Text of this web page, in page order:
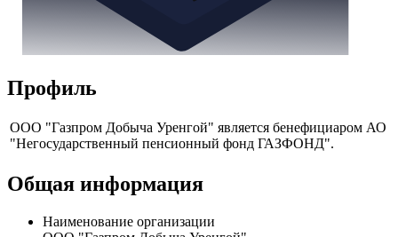
Профиль
ООО "Газпром Добыча Уренгой" является бенефициаром АО
"Негосударственный пенсионный фонд ГАЗФОНД".
Общая информация
Наименование организации